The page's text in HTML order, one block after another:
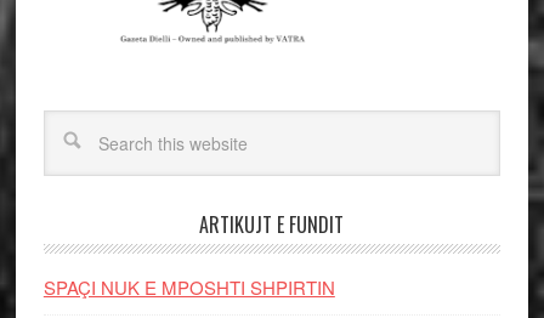
ARTIKUJT E FUNDIT
SPAÇI NUK E MPOSHTI SHPIRTIN